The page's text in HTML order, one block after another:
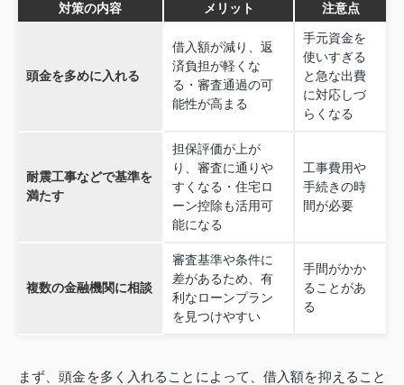
対策の内容 メリット 注意点
頭金を多めに入れる
借入額が減り、返
済負担が軽くな
る・審査通過の可
能性が高まる
手元資金を
使いすぎる
と急な出費
に対応しづ
らくなる
耐震工事などで基準を
満たす
担保評価が上が
り、審査に通りや
すくなる・住宅ロ
ーン控除も活用可
能になる
工事費用や
手続きの時
間が必要
複数の金融機関に相談
審査基準や条件に
差があるため、有
利なローンプラン
を見つけやすい
手間がかか
ることがあ
る
まず、頭金を多く入れることによって、借入額を抑えること